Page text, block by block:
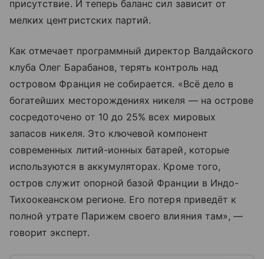
присутствие. И теперь баланс сил зависит от
мелких центристских партий.
Как отмечает программный директор Валдайского
клуба Олег Барабанов, терять контроль над
островом Франция не собирается. «Всё дело в
богатейших месторождениях никеля — на острове
сосредоточено от 10 до 25% всех мировых
запасов никеля. Это ключевой компонент
современных литий-ионных батарей, которые
используются в аккумуляторах. Кроме того,
остров служит опорной базой Франции в Индо-
Тихоокеанском регионе. Его потеря приведёт к
полной утрате Парижем своего влияния там», —
говорит эксперт.